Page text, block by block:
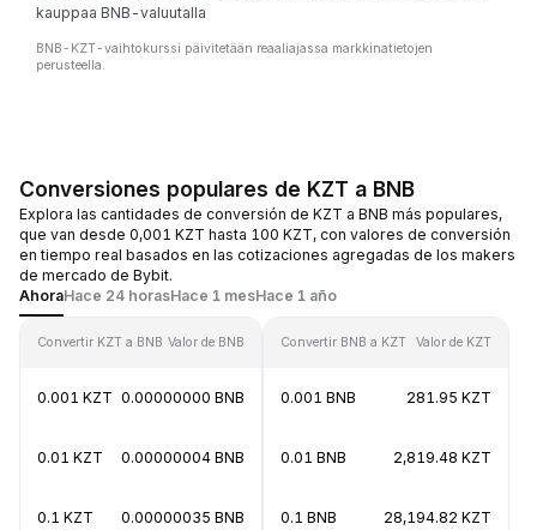
kauppaa BNB-valuutalla
BNB-KZT-vaihtokurssi päivitetään reaaliajassa markkinatietojen
perusteella.
Conversiones populares de KZT a BNB
Explora las cantidades de conversión de KZT a BNB más populares,
que van desde 0,001 KZT hasta 100 KZT, con valores de conversión
en tiempo real basados en las cotizaciones agregadas de los makers
de mercado de Bybit.
AhoraHace 24 horasHace 1 mesHace 1 año
Convertir KZT a BNB Valor de BNB
0.001 KZT 0.00000000 BNB
0.01 KZT 0.00000004 BNB
0.1 KZT 0.00000035 BNB
Convertir BNB a KZT Valor de KZT
0.001 BNB 281.95 KZT
0.01 BNB 2,819.48 KZT
0.1 BNB 28,194.82 KZT